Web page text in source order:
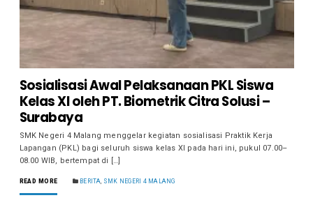
Sosialisasi Awal Pelaksanaan PKL Siswa
Kelas XI oleh PT. Biometrik Citra Solusi –
Surabaya
SMK Negeri 4 Malang menggelar kegiatan sosialisasi Praktik Kerja
Lapangan (PKL) bagi seluruh siswa kelas XI pada hari ini, pukul 07.00–
08.00 WIB, bertempat di […]
READ MORE BERITA, SMK NEGERI 4 MALANG